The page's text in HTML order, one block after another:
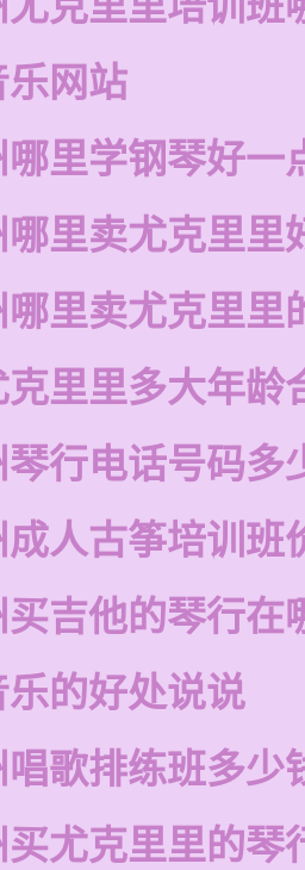
乐网站
里学钢琴好一
里卖尤克里里
里卖尤克里里
克里里多大年龄
行电话号码多
人古筝培训班
吉他的琴行在
乐的好处说说
歌排练班多少
尤克里里的琴